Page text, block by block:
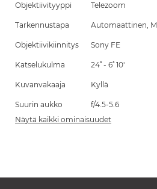
Objektiivityyppi Telezoom
Tarkennustapa Automaattinen,
Objektiivikiinnitys Sony FE
Katselukulma 24ﾟ- 6ﾟ10'
Kuvanvakaaja Kyllä
Suurin aukko
f/4.5-5.6
Näytä kaikki ominaisuudet